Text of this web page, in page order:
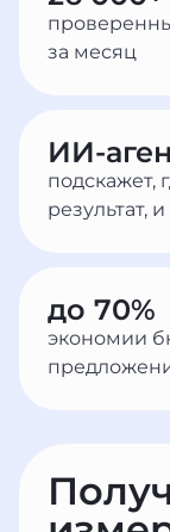
за месяц
ИИ-
подскажет,
результат,
до 70%
экономии